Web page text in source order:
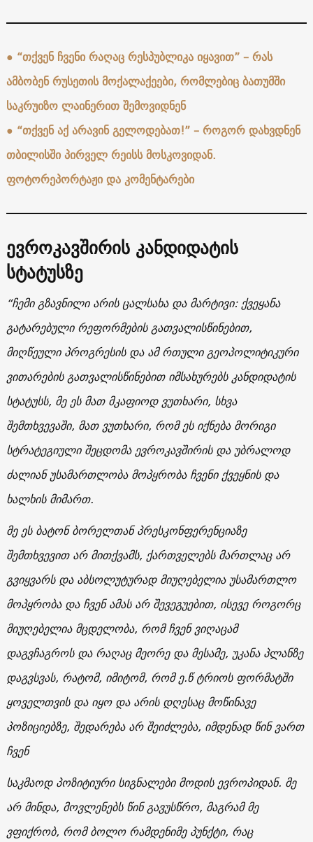
● “თქვენ ჩვენი რაღაც რესპუბლიკა იყავით” – რას
ამბობენ რუსეთის მოქალაქეები, რომლებიც ბათუმში
საკრუიზო ლაინერით შემოვიდნენ
● “თქვენ აქ არავინ გელოდებათ!” – როგორ დახვდნენ
თბილისში პირველ რეისს მოსკოვიდან.
ფოტორეპორტაჟი და კომენტარები
ევროკავშირის კანდიდატის
სტატუსზე
“ჩემი გზავნილი არის ცალსახა და მარტივი: ქვეყანა
გატარებული რეფორმების გათვალისწინებით,
მიღწეული პროგრესის და ამ რთული გეოპოლიტიკური
ვითარების გათვალისწინებით იმსახურებს კანდიდატის
სტატუსს, მე ეს მათ მკაფიოდ ვუთხარი, სხვა
შემთხვევაში, მათ ვუთხარი, რომ ეს იქნება მორიგი
სტრატეგიული შეცდომა ევროკავშირის და უბრალოდ
ძალიან უსამართლობა მოპყრობა ჩვენი ქვეყნის და
ხალხის მიმართ.
მე ეს ბატონ ბორელთან პრესკონფერენციაზე
შემთხვევით არ მითქვამს, ქართველებს მართლაც არ
გვიყვარს და აბსოლუტურად მიუღებელია უსამართლო
მოპყრობა და ჩვენ ამას არ შევეგუებით, ისევე როგორც
მიუღებელია მცდელობა, რომ ჩვენ ვიღაცამ
დაგვჩაგროს და რაღაც მეორე და მესამე, უკანა პლანზე
დაგვსვას, რატომ, იმიტომ, რომ ე.წ ტრიოს ფორმატში
ყოველთვის და იყო და არის დღესაც მოწინავე
პოზიციებზე, შედარება არ შეიძლება, იმდენად წინ ვართ
ჩვენ
საკმაოდ პოზიტიური სიგნალები მოდის ევროპიდან. მე
არ მინდა, მოვლენებს წინ გავუსწრო, მაგრამ მე
ვფიქრობ, რომ ბოლო რამდენიმე პუნქტი, რაც